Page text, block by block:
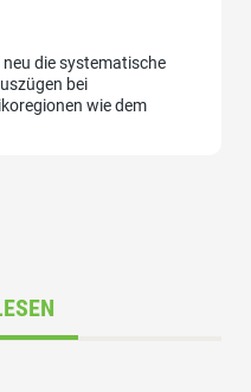
die systematische
bei
wie dem